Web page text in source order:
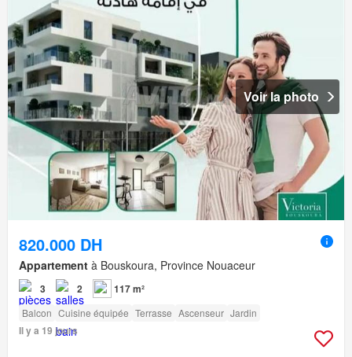
Voir la photo
820.000 DH
Appartement à Bouskoura, Province Nouaceur
3 2 117 m²
Balcon Cuisine équipée Terrasse Ascenseur Jardin
Il y a 19 jours